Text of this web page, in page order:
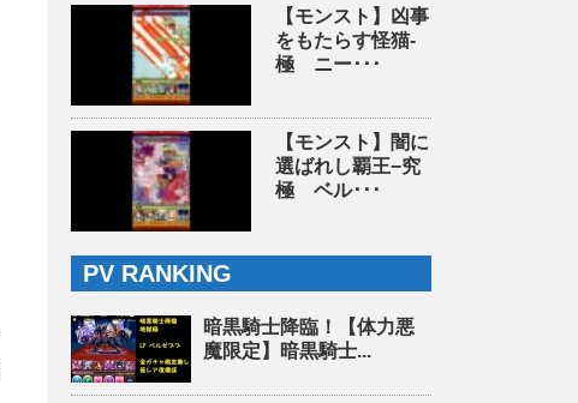
【モンスト】凶事
をもたらす怪猫-
極 ニー･･･
【モンスト】闇に
選ばれし覇王−究
極 ベル･･･
PV RANKING
暗黒騎士降臨！【体力悪
魔限定】暗黒騎士...